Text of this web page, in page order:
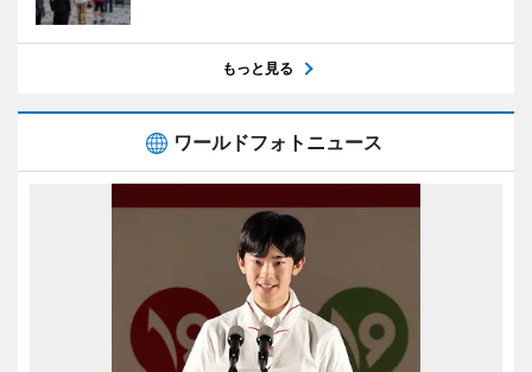
もっと見る
ワールドフォトニュース